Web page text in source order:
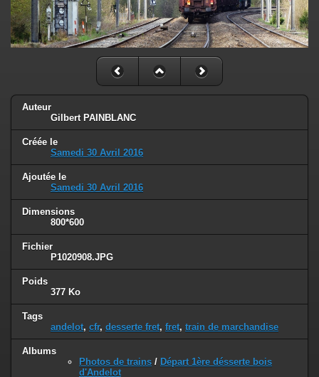
Auteur
Gilbert PAINBLANC
Créée le
Samedi 30 Avril 2016
Ajoutée le
Samedi 30 Avril 2016
Dimensions
800*600
Fichier
P1020908.JPG
Poids
377 Ko
Tags
andelot, cfr, desserte fret, fret, train de marchandise
Albums
Photos de trains / Départ 1ère désserte bois
d'Andelot